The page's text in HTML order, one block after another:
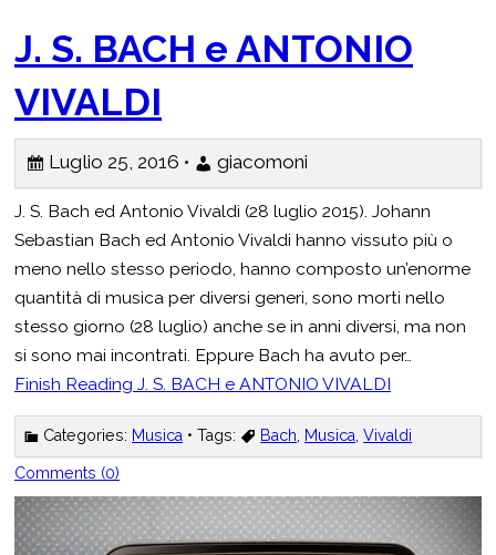
J. S. BACH e ANTONIO
VIVALDI
Luglio 25, 2016 • giacomoni
J. S. Bach ed Antonio Vivaldi (28 luglio 2015). Johann
Sebastian Bach ed Antonio Vivaldi hanno vissuto più o
meno nello stesso periodo, hanno composto un’enorme
quantità di musica per diversi generi, sono morti nello
stesso giorno (28 luglio) anche se in anni diversi, ma non
si sono mai incontrati. Eppure Bach ha avuto per…
Finish Reading J. S. BACH e ANTONIO VIVALDI
Categories: Musica • Tags: Bach Musica ,Vivaldi
Comments (0)